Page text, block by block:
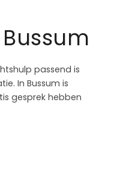
passend is
In Bussum is
gesprek hebben